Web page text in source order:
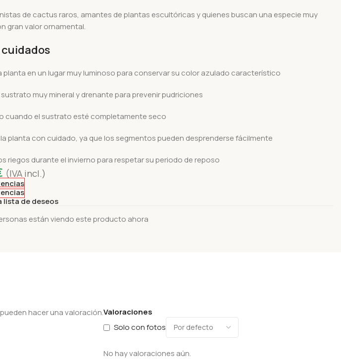
de cactus raros, amantes de plantas escultóricas y quienes buscan una especie muy
gran valor ornamental.
planta en un lugar muy luminoso para conservar su color azulado característico
muy mineral y drenante para prevenir pudriciones
cuando el sustrato esté completamente seco
planta con cuidado, ya que los segmentos pueden desprenderse fácilmente
riegos durante el invierno para respetar su periodo de reposo
(IVA incl.)
lista de deseos
están viendo este producto ahora
Valoraciones
Solo con fotos
No hay valoraciones aún.
hacer una valoración.